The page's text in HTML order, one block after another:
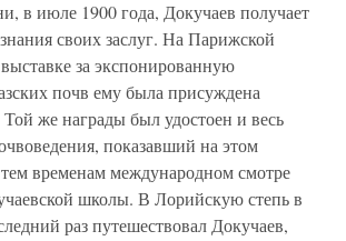
в июле 1900 года, Докучаев получает
своих заслуг. На Парижской
за экспонированную
почв ему была присуждена
же награды был удостоен и весь
показавший на этом
временам международном смотре
школы. В Лорийскую степь в
раз путешествовал Докучаев,